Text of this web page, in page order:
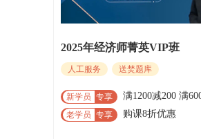
2025年经济师菁英VIP班
人工服务 送焚题库
新学员 专享 满1200减200 满
老学员 专享 购课8折优惠